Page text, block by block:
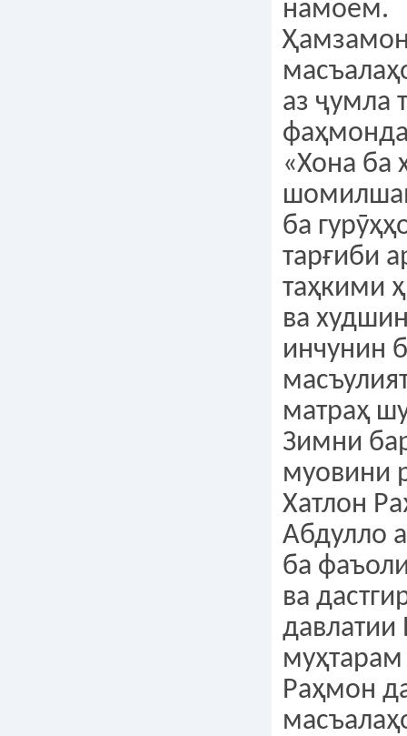
намоем.
аз ҷумла
«Хона ба
ба
тарғиби
таҳкими
ва
инчунин
матраҳ
Зимни
муовини
Хатлон
Абдулло
ба
ва
Раҳмон